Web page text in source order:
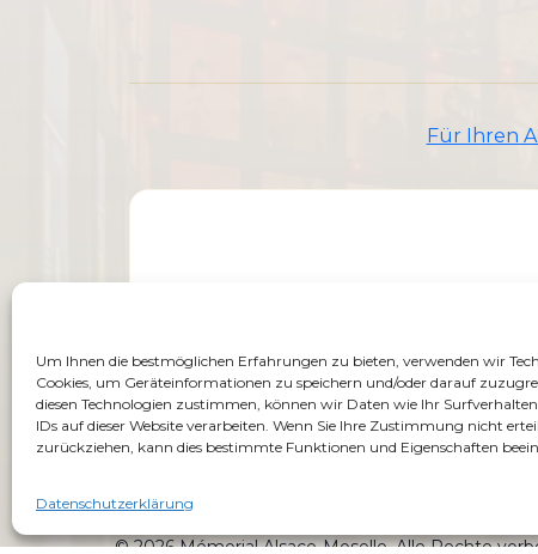
Um Ihnen die bestmöglichen Erfahrungen zu bieten, verwenden wir
Cookies, um Geräteinformationen zu speichern und/oder darauf
diesen Technologien zustimmen, können wir Daten wie Ihr
IDs auf dieser Website verarbeiten. Wenn Sie Ihre Zustimmung nicht
zurückziehen, kann dies bestimmte Funktionen und Eigenschaften
Datenschutzerklärung
Für Ihren
© 2026 Mémorial Alsace-Moselle. Alle Rechte